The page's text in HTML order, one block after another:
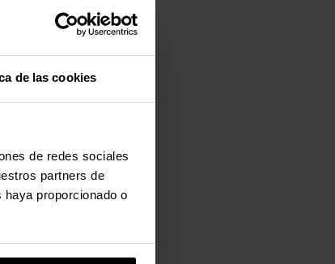
de las cookies
de redes sociales
partners de
proporcionado o